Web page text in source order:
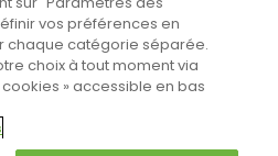
Plume
Go to the theme options
vos préférences en
chaque catégorie séparée.
choix à tout moment via
» accessible en bas